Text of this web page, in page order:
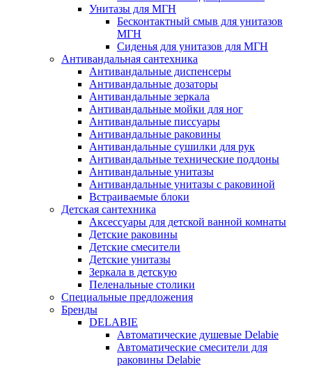
Унитазы для МГН
Бесконтактный смыв для унитазов
МГН
Сиденья для унитазов для МГН
Антивандальная сантехника
Антивандальные диспенсеры
Антивандальные дозаторы
Антивандальные зеркала
Антивандальные мойки для ног
Антивандальные писсуары
Антивандальные раковины
Антивандальные сушилки для рук
Антивандальные технические поддоны
Антивандальные унитазы
Антивандальные унитазы с раковиной
Встраиваемые блоки
Детская сантехника
Аксессуары для детской ванной комнаты
Детские раковины
Детские смесители
Детские унитазы
Зеркала в детскую
Пеленальные столики
Специальные предложения
Бренды
DELABIE
Автоматические душевые Delabie
Автоматические смесители для
раковины Delabie